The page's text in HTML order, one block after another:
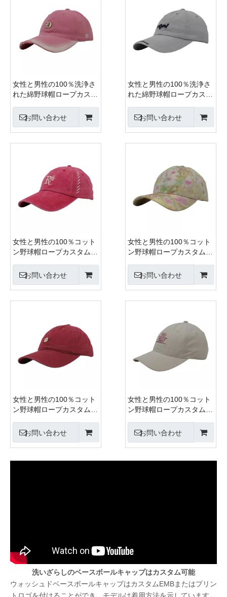
女性と男性の100％洗浄さ
れた綿野球帽ロープカスタ
キャップメタルバックルク
ロージャー
お問い合わせ
女性と男性の100％洗浄さ
れた綿野球帽ロープカスタ
キャップメタルバックルク
ロージャー
お問い合わせ
女性と男性の100％コット
ン野球帽ロープカスタム刺
キャップメタルバックルク
ロージャー
お問い合わせ
女性と男性の100％コット
ン野球帽ロープカスタム刺
キャップメタルバックルク
ロージャー
お問い合わせ
女性と男性の100％コット
ン野球帽ロープカスタム刺
キャップメタルバックルク
ロージャー
お問い合わせ
女性と男性の100％コット
ン野球帽ロープカスタム刺
キャップメタルバックルク
ロージャー
お問い合わせ
洗いざらしのベースボールキャップはカスタム可能
ウォッシュドベースボールキャップはカスタムEMBまたはプリン